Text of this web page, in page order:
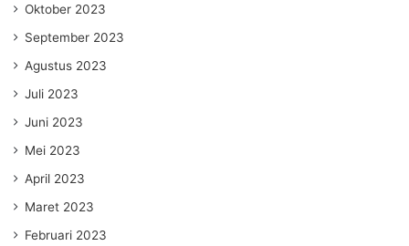
Oktober 2023
September 2023
Agustus 2023
Juli 2023
Juni 2023
Mei 2023
April 2023
Maret 2023
Februari 2023